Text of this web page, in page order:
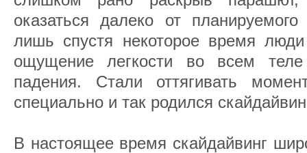
оказаться далеко от
лишь спустя некоторое время
ощущение легкости во всем
падения. Стали оттягивать
специально и так родился
В настоящее время скайдайвинг